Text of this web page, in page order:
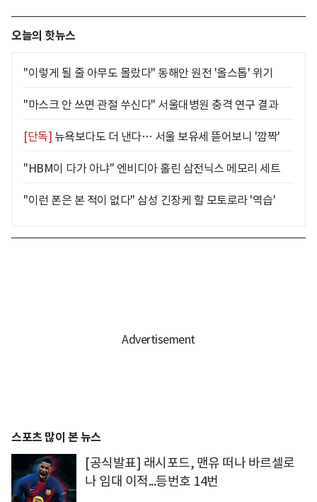
오늘의 핫뉴스
"이렇게 될 줄 아무도 몰랐다" 동해안 원전 '올스톱' 위기
"마스크 안 쓰면 관절 쑤신다" 서울대병원 충격 연구 결과
[단독] 뉴욕보다도 더 낸다… 서울 보유세 뜯어보니 '깜짝'
"HBM이 다가 아냐" 엔비디아 홀린 삼전닉스 메모리 세트
"이런 폰은 본 적이 없다" 삼성 긴장케 할 모토로라 '역습'
스포츠 많이 본 뉴스
[공식발표] 래시포드, 맨유 떠나 바르셀로
나 임대 이적...등번호 14번